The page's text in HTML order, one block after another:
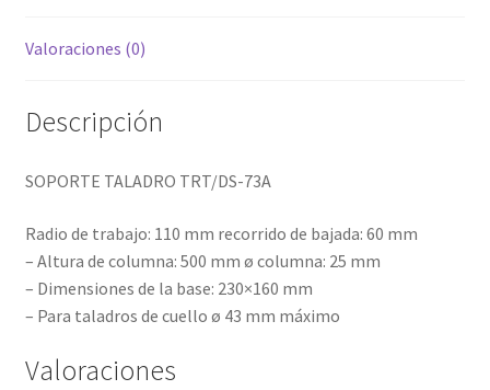
Valoraciones (0)
Descripción
SOPORTE TALADRO TRT/DS-73A
Radio de trabajo: 110 mm recorrido de bajada: 60 mm
– Altura de columna: 500 mm ø columna: 25 mm
– Dimensiones de la base: 230×160 mm
– Para taladros de cuello ø 43 mm máximo
Valoraciones